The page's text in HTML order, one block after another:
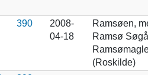
390
2008-
04-18
Ramsøen,
Ramsø
(Roskilde)